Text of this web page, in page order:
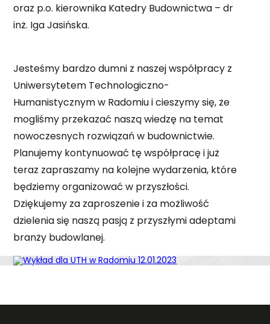
oraz p.o. kierownika Katedry Budownictwa – dr
inż. Iga Jasińska.
Jesteśmy bardzo dumni z naszej współpracy z
Uniwersytetem Technologiczno-
Humanistycznym w Radomiu i cieszymy się, że
mogliśmy przekazać naszą wiedzę na temat
nowoczesnych rozwiązań w budownictwie.
Planujemy kontynuować tę współpracę i już
teraz zapraszamy na kolejne wydarzenia, które
będziemy organizować w przyszłości.
Dziękujemy za zaproszenie i za możliwość
dzielenia się naszą pasją z przyszłymi adeptami
branży budowlanej.